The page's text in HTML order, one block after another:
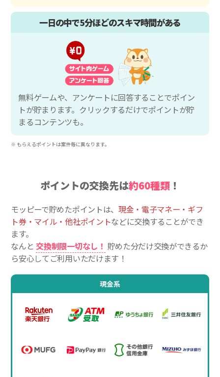
一日の中で5分ほどのスキマ時間がある
無料ゲームや、アンケートに回答することでポイン
トが貯まります。クリックするだけでポイントが貯
まるコンテンツも。
※ もらえるポイントは案件毎に異なります。
ポイントの交換先は約60種類 ！
モッピーで貯めたポイントは、 現金・電子マネー・ギフ
ト券・マイル・他社ポイントなどに交換することができ
ます。
なんと 交換制限一切なし！ 貯めた分だけ交換ができるか
ら安心してご利用いただけます！
現金系